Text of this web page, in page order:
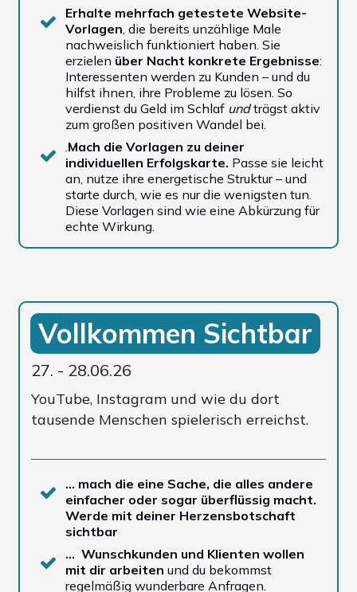
Erhalte mehrfach getestete Website-
Vorlagen , die bereits unzählige Male
nachweislich funktioniert haben. Sie
erzielen über Nacht konkrete Ergebnisse:
Interessenten werden zu Kunden – und du
hilfst ihnen, ihre Probleme zu lösen. So
verdienst du Geld im Schlaf undträgst aktiv
zum großen positiven Wandel bei.
Mach die Vorlagen zu deiner
individuellen Erfolgskarte. Passe sie leicht
an, nutze ihre energetische Struktur – und
starte durch, wie es nur die wenigsten tun.
Diese Vorlagen sind wie eine Abkürzung für
echte Wirkung.
Vollkommen Sichtbar
27. - 28.06.26
YouTube, Instagram und wie du dort
tausende Menschen spielerisch erreichst.
… mach die eine Sache, die alles andere
einfacher oder sogar überflüssig macht.
Werde mit deiner Herzensbotschaft
sichtbar
… Wunschkunden und Klienten wollen
mit dir arbeitenund du bekommst
regelmäßig wunderbare Anfragen.